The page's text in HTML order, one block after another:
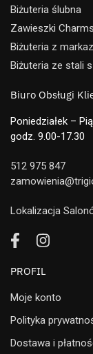
Biżuteria ślubna
Zawieszki Charms
Biżuteria z
Biżuteria ze stali
Biuro Obsługi
Poniedziałek –
godz. 9.00-17.30
512 975 847
Lokalizacja
PROFIL
Moje konto
Polityka
Dostawa i